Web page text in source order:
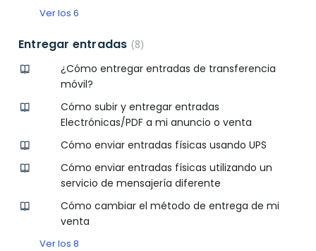
Ver los 6
Entregar entradas 8
¿Cómo entregar entradas de transferencia
móvil?
Cómo subir y entregar entradas
Electrónicas/PDF a mi anuncio o venta
Cómo enviar entradas físicas usando UPS
Cómo enviar entradas físicas utilizando un
servicio de mensajería diferente
Cómo cambiar el método de entrega de mi
venta
Ver los 8